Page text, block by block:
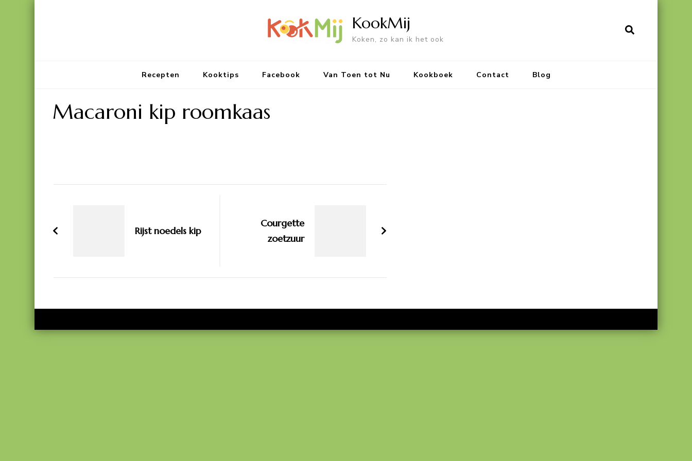
KookMij
Koken, zo kan ik het ook
Recepten Kooktips Facebook Van Toen tot Nu Kookboek Contact Blog
Macaroni kip roomkaas
Rijst noedels kip
Courgette
zoetzuur